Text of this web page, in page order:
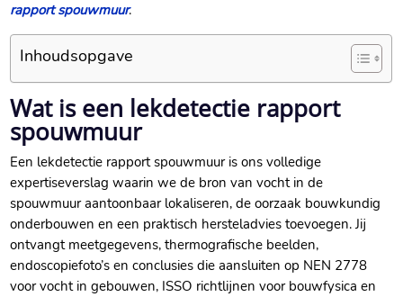
rapport spouwmuur.​
Inhoudsopgave
Wat is een lekdetectie rapport
spouwmuur
Een lekdetectie rapport spouwmuur is ons volledige
expertiseverslag waarin we de bron van vocht in de
spouwmuur aantoonbaar lokaliseren, de oorzaak bouwkundig
onderbouwen en een praktisch hersteladvies toevoegen.​ Jij
ontvangt meetgegevens, thermografische beelden,
endoscopiefoto’s en conclusies die aansluiten op NEN 2778
voor vocht in gebouwen, ISSO richtlijnen voor bouwfysica en